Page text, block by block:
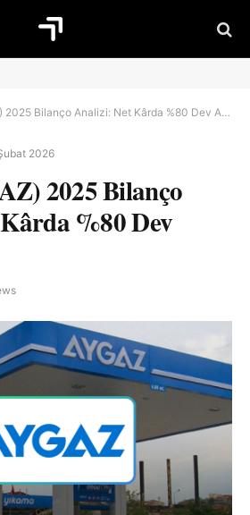
Bilanço Analizi: Net Kârda %80 Dev Artış!
2026
2025 Bilanço
%80 Dev